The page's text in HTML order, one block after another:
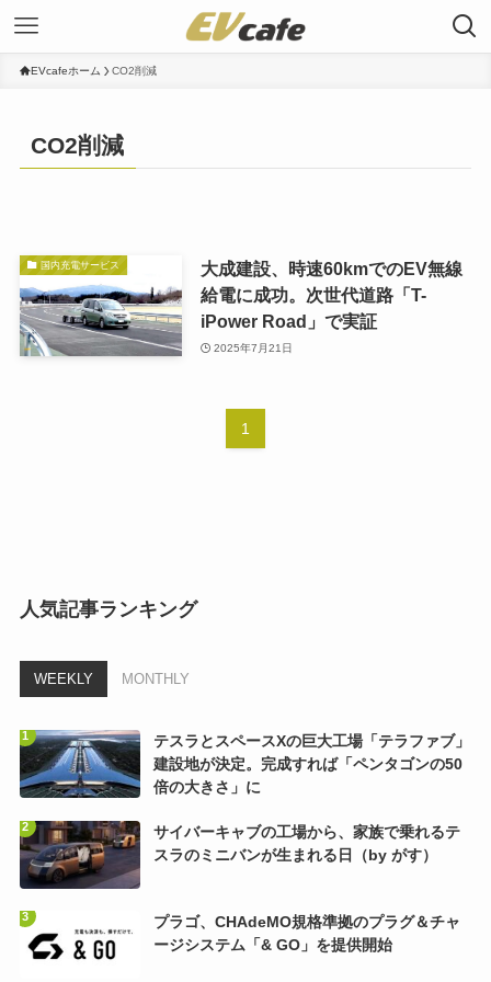
EVcafeホーム CO2削減
CO2削減
国内充電サービス
大成建設、時速60kmでのEV無線
給電に成功。次世代道路「T-
iPower Road」で実証
2025年7月21日
1
人気記事ランキング
WEEKLY MONTHLY
テスラとスペースXの巨大工場「テラファブ」
建設地が決定。完成すれば「ペンタゴンの50
倍の大きさ」に
サイバーキャブの工場から、家族で乗れるテ
スラのミニバンが生まれる日（by がす）
プラゴ、CHAdeMO規格準拠のプラグ＆チャ
ージシステム「& GO」を提供開始